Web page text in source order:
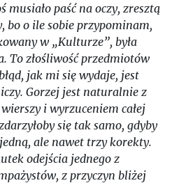
musiało paść na oczy, zresztą
bo o ile sobie przypominam,
w „Kulturze”, była
To złośliwość przedmiotów
jak mi się wydaje, jest
Gorzej jest naturalnie z
i wyrzuceniem całej
się tak samo, gdyby
ale nawet trzy korekty.
odejścia jednego z
z przyczyn bliżej